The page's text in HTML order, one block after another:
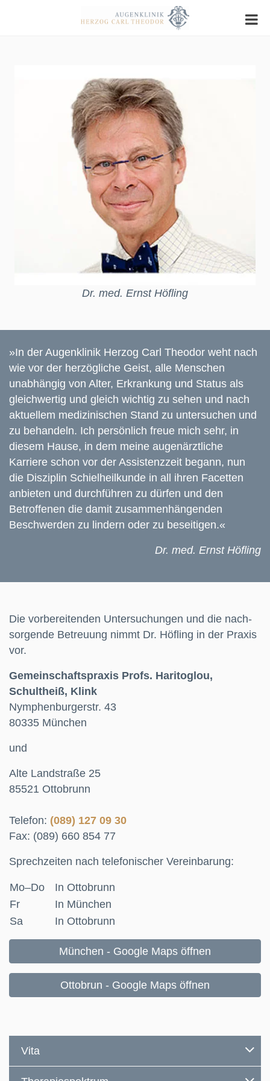
Dr. med. Ernst Höfling
»In der Augenklinik Herzog Carl Theodor weht nach
wie vor der herzögliche Geist, alle Menschen
unabhängig von Alter, Erkrankung und Status als
gleichwertig und gleich wichtig zu sehen und nach
aktuellem medizinischen Stand zu untersuchen und
zu behandeln. Ich persönlich freue mich sehr, in
diesem Hause, in dem meine augenärztliche
Karriere schon vor der Assistenzzeit begann, nun
die Disziplin Schielheilkunde in all ihren Facetten
anbieten und durchführen zu dürfen und den
Betroffenen die damit zusammenhängenden
Beschwerden zu lindern oder zu beseitigen.«
Dr. med. Ernst Höfling
Die vorbereitenden Unter­suchungen und die nach­
sorgende Betreuung nimmt Dr. Höfling in der Praxis
vor.
Gemeinschaftspraxis Profs. Haritoglou,
Schultheiß, Klink
Nymphenburgerstr. 43
80335 München
und
Alte Landstraße 25
85521 Ottobrunn
Telefon: (089) 127 09 30
Fax: (089) 660 854 77
Sprechzeiten nach telefonischer Vereinbarung:
Mo–Do
In Ottobrunn
Fr
In München
Sa
In Ottobrunn
München - Google Maps öffnen
Ottobrun - Google Maps öffnen
Vita